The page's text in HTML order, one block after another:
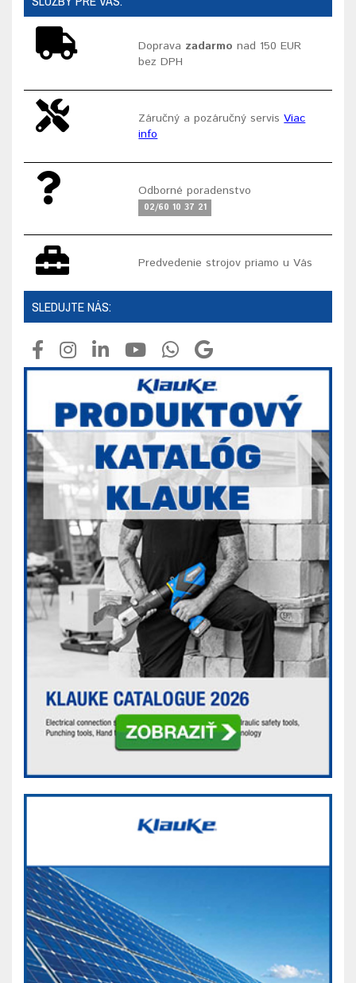
Doprava zadarmo nad 150 EUR
bez DPH
Záručný a pozáručný servisViac
info
Odborné poradenstvo
02/60 10 37 21
Predvedenie strojov priamo u Vás
SLEDUJTE NÁS: